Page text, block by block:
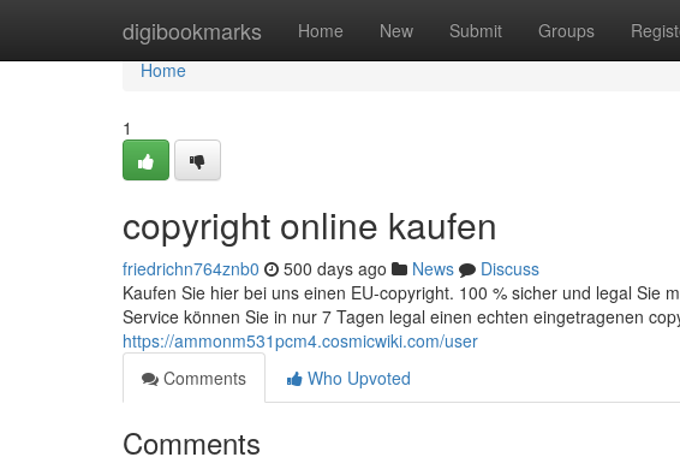
digibookmarks Home New Submit Groups
Home
Home
1
copyright online kaufen
friedrichn764znb0 500 days ago News
Discuss
Kaufen Sie hier bei uns einen EU-copyright. 100 % sicher und legal Sie
Service können Sie in nur 7 Tagen legal einen echten eingetragenen
https://ammonm531pcm4.cosmicwiki.com/user
Comments
Who Upvoted
Comments